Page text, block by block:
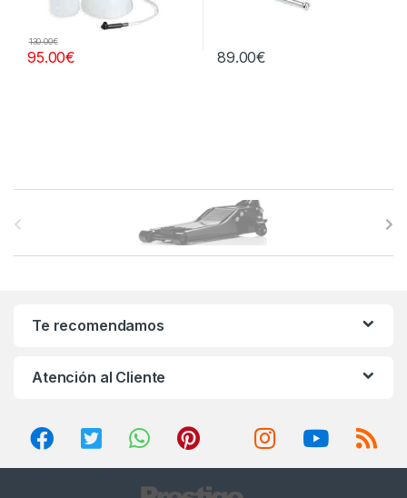
95.00€
130.00€
89.00€
a
Te recomendamos
Atención al Cliente